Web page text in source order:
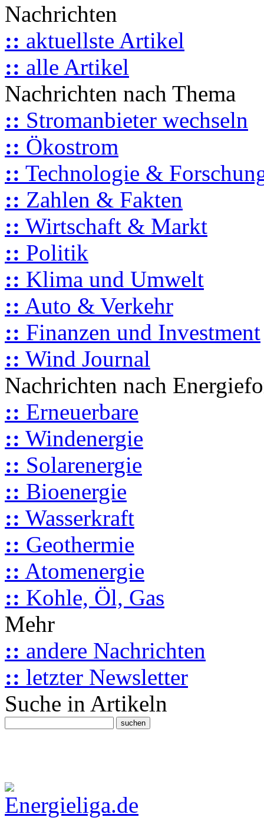
Nachrichten
:: aktuellste Artikel
:: alle Artikel
Nachrichten nach Thema
:: Stromanbieter wechseln
:: Ökostrom
:: Technologie &
:: Zahlen & Fakten
:: Wirtschaft & Markt
:: Politik
:: Klima und Umwelt
:: Auto & Verkehr
:: Finanzen und Investment
:: Wind Journal
Nachrichten nach
:: Erneuerbare
:: Windenergie
:: Solarenergie
:: Bioenergie
:: Wasserkraft
:: Geothermie
:: Atomenergie
:: Kohle, Öl, Gas
Mehr
:: andere Nachrichten
:: letzter Newsletter
Suche in Artikeln